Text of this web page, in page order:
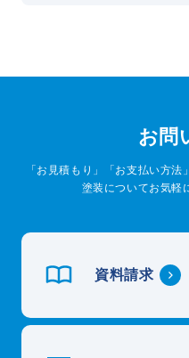
お問
「お見積もり」「お支払い方
塗装についてお気軽
資料請求